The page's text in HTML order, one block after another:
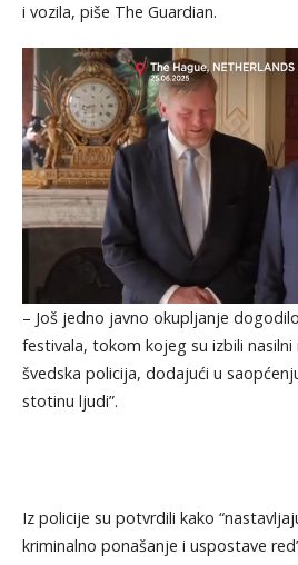
i vozila, piše The Guardian.
– Još jedno javno okupljanje
festivala, tokom kojeg su izbili nasilni
švedska policija, dodajući u
stotinu ljudi”.
Iz policije su potvrdili kako
kriminalno ponašanje i uspostave